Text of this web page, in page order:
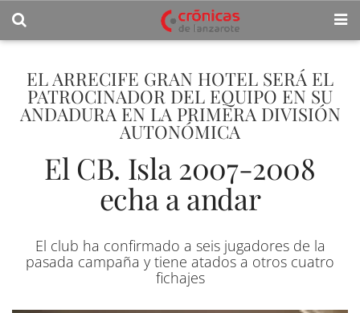
EL ARRECIFE GRAN HOTEL SERÁ EL
PATROCINADOR DEL EQUIPO EN SU
ANDADURA EN LA PRIMERA DIVISIÓN
AUTONÓMICA
El CB. Isla 2007-2008
echa a andar
El club ha confirmado a seis jugadores de la
pasada campaña y tiene atados a otros cuatro
fichajes